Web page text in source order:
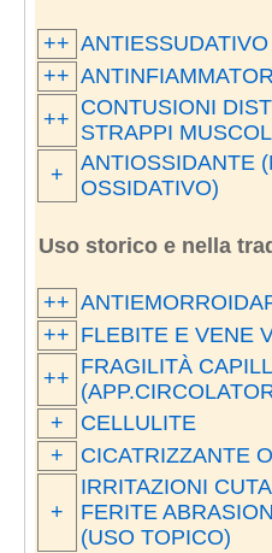
++ ANTIESSUDATIVO
++
++ CONTUSIONI
STRAPPI
+
ANTIOSSIDANTE
OSSIDATIVO)
Uso storico e nella
++
++ FLEBITE E VENE
++ FRAGILITÀ
+
CELLULITE
+
CICATRIZZANTE
+
IRRITAZIONI
FERITE
(USO TOPICO)